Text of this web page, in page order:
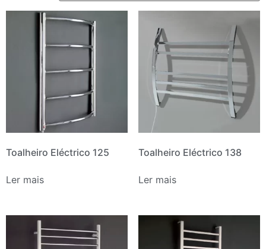
Toalheiro Eléctrico 125
Ler mais
Toalheiro Eléctrico 138
Ler mais